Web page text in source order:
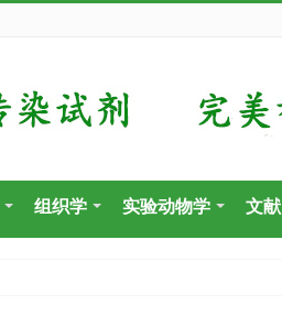
组织学 实验动物学 文献